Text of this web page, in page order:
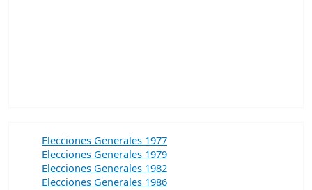
Elecciones Generales 1977
Elecciones Generales 1979
Elecciones Generales 1982
Elecciones Generales 1986